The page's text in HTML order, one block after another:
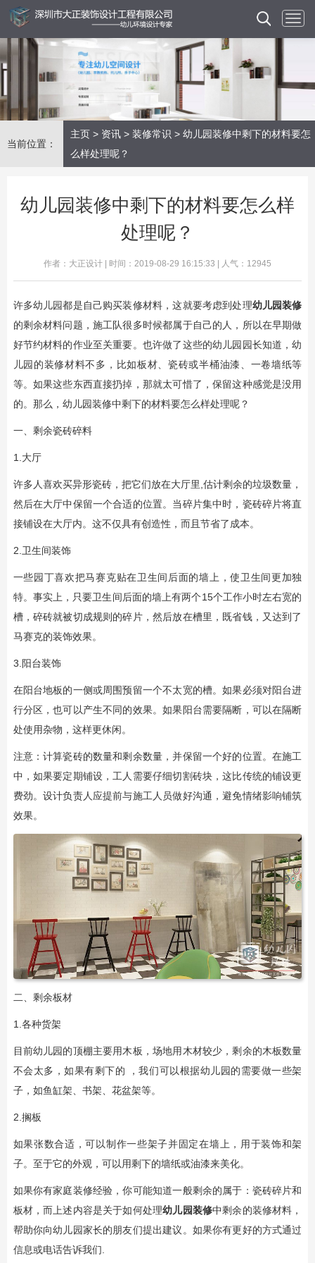
当前位置：
主页 > 资讯 > 装修常识 > 幼儿园装修中剩下的材料要怎
么样处理呢？
幼儿园装修中剩下的材料要怎么样
处理呢？
作者：大正设计 | 时间：2019-08-29 16:15:33 | 人气：12945
许多幼儿园都是自己购买装修材料，这就要考虑到处理幼儿园装修
的剩余材料问题，施工队很多时候都属于自己的人，所以在早期做
好节约材料的作业至关重要。也许做了这些的幼儿园园长知道，幼
儿园的装修材料不多，比如板材、瓷砖或半桶油漆、一卷墙纸等
等。如果这些东西直接扔掉，那就太可惜了，保留这种感觉是没用
的。那么，幼儿园装修中剩下的材料要怎么样处理呢？
一、剩余瓷砖碎料
1.大厅
许多人喜欢买异形瓷砖，把它们放在大厅里,估计剩余的垃圾数量，
然后在大厅中保留一个合适的位置。当碎片集中时，瓷砖碎片将直
接铺设在大厅内。这不仅具有创造性，而且节省了成本。
2.卫生间装饰
一些园丁喜欢把马赛克贴在卫生间后面的墙上，使卫生间更加独
特。事实上，只要卫生间后面的墙上有两个15个工作小时左右宽的
槽，碎砖就被切成规则的碎片，然后放在槽里，既省钱，又达到了
马赛克的装饰效果。
3.阳台装饰
在阳台地板的一侧或周围预留一个不太宽的槽。如果必须对阳台进
行分区，也可以产生不同的效果。如果阳台需要隔断，可以在隔断
处使用杂物，这样更休闲。
注意：计算瓷砖的数量和剩余数量，并保留一个好的位置。在施工
中，如果要定期铺设，工人需要仔细切割砖块，这比传统的铺设更
费劲。设计负责人应提前与施工人员做好沟通，避免情绪影响铺筑
效果。
二、剩余板材
1.各种货架
目前幼儿园的顶棚主要用木板，场地用木材较少，剩余的木板数量
不会太多，如果有剩下的 ，我们可以根据幼儿园的需要做一些架
子，如鱼缸架、书架、花盆架等。
2.搁板
如果张数合适，可以制作一些架子并固定在墙上，用于装饰和架
子。至于它的外观，可以用剩下的墙纸或油漆来美化。
如果你有家庭装修经验，你可能知道一般剩余的属于：瓷砖碎片和
板材，而上述内容是关于如何处理幼儿园装修中剩余的装修材料，
帮助你向幼儿园家长的朋友们提出建议。如果你有更好的方式通过
信息或电话告诉我们.